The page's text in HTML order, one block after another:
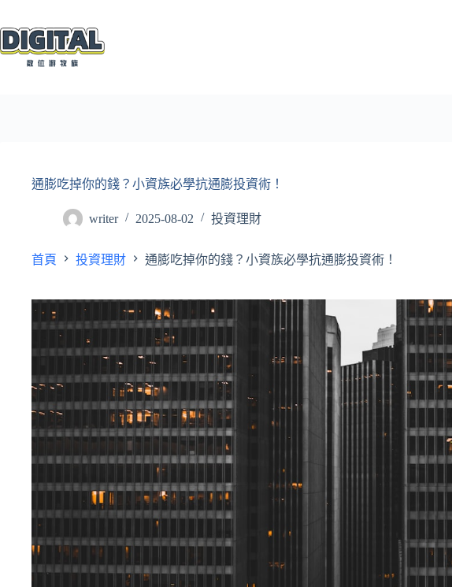
至
主
通膨吃掉你的錢？小資族必學抗通膨投資術！
writer 2025-08-02 投資理財
首頁 投資理財 通膨吃掉你的錢？小資族必學抗通膨投資術！